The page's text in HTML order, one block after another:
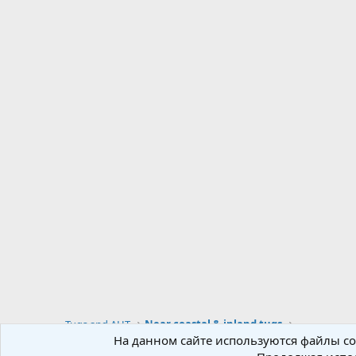
Tugs and AHT Near coastal & inland tugs
На данном сайте используются файлы